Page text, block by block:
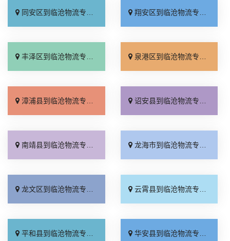
同安区到临沧物流专线_直达不中转「每日发车」 翔安区到临沧物流专线_无需中转「要几天到」
丰泽区到临沧物流专线_直达到站「高效运输」 泉港区到临沧物流专线_急你所需「直达到站」
漳浦县到临沧物流专线_全程无虑「全程定位」 诏安县到临沧物流专线_服务周到「价格实惠」
南靖县到临沧物流专线_多少公里「多少一方」 龙海市到临沧物流专线_专线查询「来电咨询」
龙文区到临沧物流专线_高速快运「专线快运」 云霄县到临沧物流专线_高速快运「多久能到」
平和县到临沧物流专线_专线直达「定点发车」 华安县到临沧物流专线_直发全境「多久时间」